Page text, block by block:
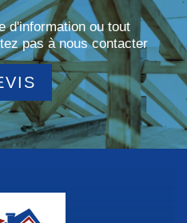
d'information ou tout
pas à nous contacter